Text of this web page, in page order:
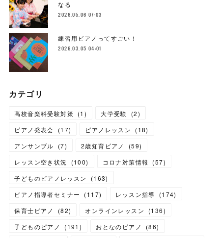
なる
2026.05.06 07:03
練習用ピアノってすごい！
2026.03.05 04:01
カテゴリ
高校音楽科受験対策 (1 ) 大学受験 (2)
ピアノ発表会
(17) ピアノレッスン (18)
アンサンブル
(7) 2歳知育ピアノ (59)
レッスン空き状況
(100) コロナ対策情報 (57)
子どものピアノレッスン
(163)
ピアノ指導者セミナー
(117) レッスン指導 (174)
保育士ピアノ
(82) オンラインレッスン (136)
子どものピアノ
(191 ) おとなのピアノ (86)